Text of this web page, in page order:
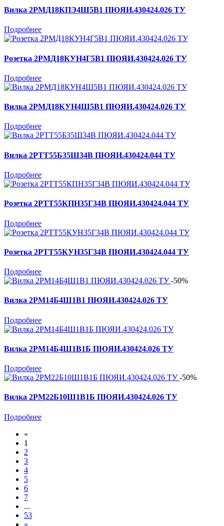
Вилка 2РМД18КПЭ4Ш5В1 ПЮЯИ.430424.026 ТУ
Подробнее
Розетка 2РМД18КУН4Г5В1 ПЮЯИ.430424.026 ТУ
Подробнее
Вилка 2РМД18КУН4Ш5В1 ПЮЯИ.430424.026 ТУ
Подробнее
Вилка 2РТТ55Б35Ш34В ПЮЯИ.430424.044 ТУ
Подробнее
Розетка 2РТТ55КПН35Г34В ПЮЯИ.430424.044 ТУ
Подробнее
Розетка 2РТТ55КУН35Г34В ПЮЯИ.430424.044 ТУ
Подробнее
-50%
Вилка 2РМ14Б4Ш1В1 ПЮЯИ.430424.026 ТУ
Подробнее
Вилка 2РМ14Б4Ш1В1Б ПЮЯИ.430424.026 ТУ
Подробнее
-50%
Вилка 2РМ22Б10Ш1В1Б ПЮЯИ.430424.026 ТУ
Подробнее
«
1
2
3
4
5
6
7
...
53
»